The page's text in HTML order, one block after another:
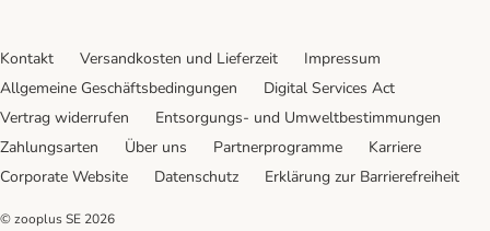
Kontakt Versandkosten und Lieferzeit
Impressum
Allgemeine Geschäftsbedingungen
Digital Services Act
Vertrag widerrufen
Entsorgungs- und Umweltbestimmungen
Zahlungsarten
Über uns Partnerprogramme
Karriere
Corporate Website
Datenschutz Erklärung zur Barrierefreiheit
© zooplus SE 2026